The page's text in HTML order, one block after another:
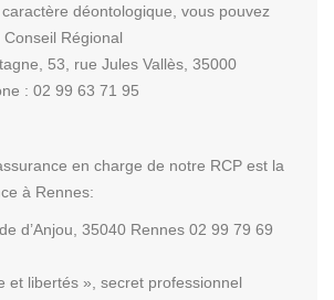
déontologique, vous pouvez
Régional
53, rue Jules Vallès, 35000
: 02 99 63 71 95
en charge de notre RCP est la
à Rennes:
d’Anjou, 35040 Rennes 02 99 79 69
et libertés », secret professionnel